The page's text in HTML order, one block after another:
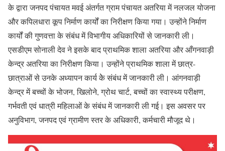
के द्वारा जनपद पंचायत मवई अंतर्गत ग्राम पंचायत अतरिया में नलजल योजना
और कपिलधारा कूप निर्माण कार्यों का निरीक्षण किया गया। उन्होंने निर्माण
कार्यों की गुणवत्ता के संबंध में विभागीय अधिकारियों से जानकारी ली।
एसडीएम सोनाली देव ने इसके बाद प्राथमिक शाला अतरिया और आँगनवाड़ी
केन्द्र अतरिया का निरीक्षण किया। उन्होंने प्राथमिक शाला में छात्र-
छात्राओं से उनके अध्यापन कार्य केे संबंध में जानकारी ली। आंगनवाड़ी
केन्द्र में बच्चों के भोजन, खिलोने, ग्रोथ चार्ट, बच्चों का स्वास्थ्य परीक्षण,
गर्भवती एवं धात्री महिलाओं के संबंध में जानकारी ली गई। इस अवसर पर
अनुविभाग, जनपद एवं ग्रामीण स्तर के अधिकारी, कर्मचारी मौजूद थे।